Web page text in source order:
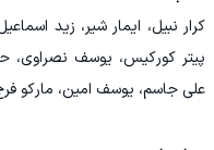
کرار نبیل، ایمار شیر، زید
پیتر کورکیس، یوسف نصراوی،
علی جاسم، یوسف امین، مارکو